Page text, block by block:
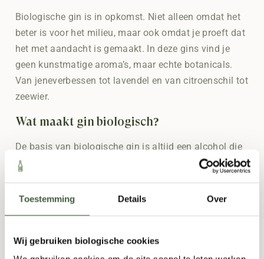
Toestemming Details Over
Wij gebruiken biologische cookies
Biologische gin is in opkomst. Niet alleen omdat het
beter is voor het milieu, maar ook omdat je proeft dat
het met aandacht is gemaakt. In deze gins vind je
geen kunstmatige aroma’s, maar echte botanicals.
Van jeneverbessen tot lavendel en van citroenschil tot
zeewier.
Wat maakt gin biologisch?
De basis van biologische gin is altijd een alcohol die
gestookt is uit biologisch graan. Dat betekent: geen
planten die worden gebruikt om smaak te geven, de